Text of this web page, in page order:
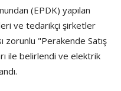
(EPDK) yapılan
ve tedarikçi şirketler
zorunlu "Perakende Satış
ile belirlendi ve elektrik